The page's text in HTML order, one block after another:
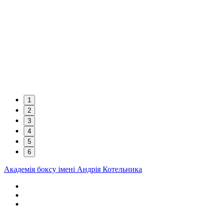
1
2
3
4
5
6
Академія боксу імені Андрія Котельника